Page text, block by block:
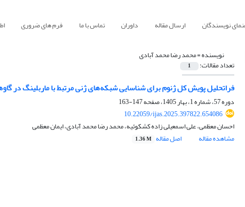
نویسندگان ارسال مقاله داوران تماس با ما فرم های ضروری
نویسنده =محمد رضا محمد آبادی
تعداد مقالات: 1
فراتحلیل پویش کل ژنوم برای شناسایی شبکه‌های ژنی مرتبط با ماربلینگ در
دوره 57، شماره 1، بهار 1405، صفحه
147-163
10.22059/ijas.2025.397822.654086
احسان معظمی، علی اسمعیلی زاده کشکوئیه، محمد رضا محمد آبادی، ایمان معظمی
مشاهده مقاله
اصل مقاله 1.36 M